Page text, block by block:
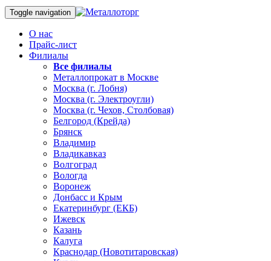
Toggle navigation
О нас
Прайс-лист
Филиалы
Все филиалы
Металлопрокат в Москве
Москва (г. Лобня)
Москва (г. Электроугли)
Москва (г. Чехов, Столбовая)
Белгород (Крейда)
Брянск
Владимир
Владикавказ
Волгоград
Вологда
Воронеж
Донбасс и Крым
Екатеринбург (ЕКБ)
Ижевск
Казань
Калуга
Краснодар (Новотитаровская)